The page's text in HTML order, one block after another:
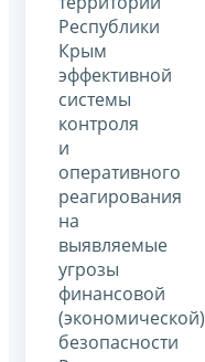
Республики
Крым
эффективной
системы
контроля
и
оперативного
реагирования
на
выявляемые
угрозы
финансовой
(экономической)
безопасности